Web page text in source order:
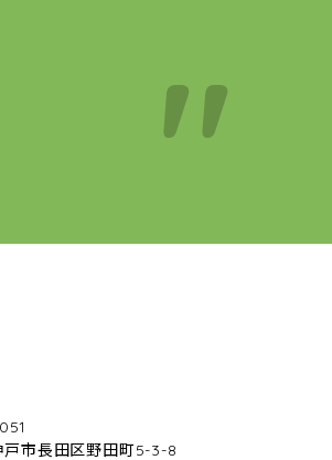
戸市長田区野田町5-3-8